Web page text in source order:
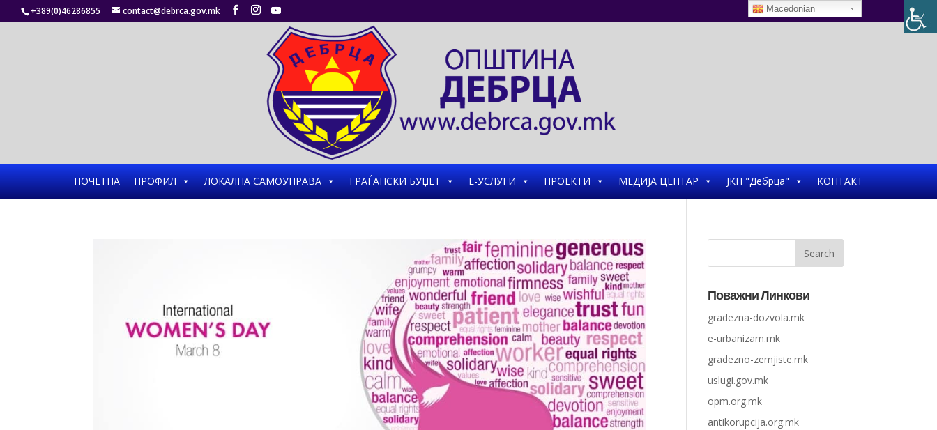
+389(0)46286855 contact@debrca.gov.mk
ПОЧЕТНА ПРОФИЛ ЛОКАЛНА САМОУПРАВА ГРАЃАНСКИ БУЏЕТ Е-УСЛУГИ ПРОЕКТИ МЕДИЈА ЦЕНТАР ЈКП "Дебрца" КОНТАКТ
Поважни Линкови
gradezna-dozvola.mk
e-urbanizam.mk
gradezno-zemjiste.mk
uslugi.gov.mk
opm.org.mk
antikorupcija.org.mk
Macedonian